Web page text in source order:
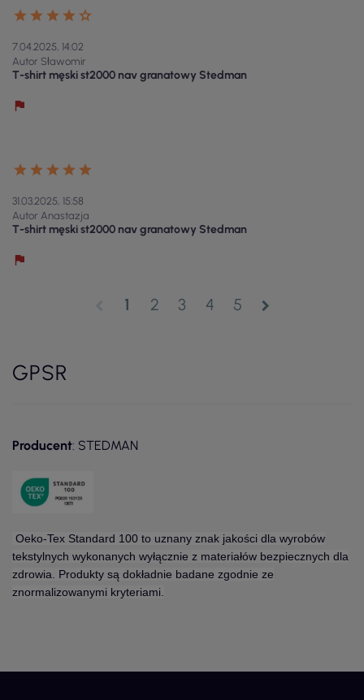
7.04.2025, 14:02
Autor Sławomir
T-shirt męski st2000 nav granatowy Stedman
31.03.2025, 15:58
Autor Anastazja
T-shirt męski st2000 nav granatowy Stedman
1 2 3 4 5 chevron_right
GPSR
Producent: STEDMAN
Oeko-Tex Standard 100 to uznany znak jakości dla wyrobów
tekstylnych wykonanych wyłącznie z materiałów bezpiecznych dla
zdrowia. Produkty są dokładnie badane zgodnie ze
znormalizowanymi kryteriami.